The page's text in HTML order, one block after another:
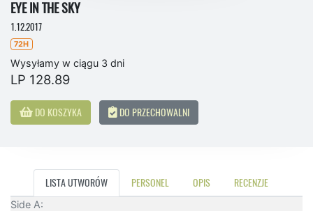
EYE IN THE SKY
1.12.2017
72H
Wysyłamy w ciągu 3 dni
LP 128.89
DO KOSZYKA DO PRZECHOWALNI
LISTA UTWORÓW PERSONEL OPIS RECENZJE
Side A: